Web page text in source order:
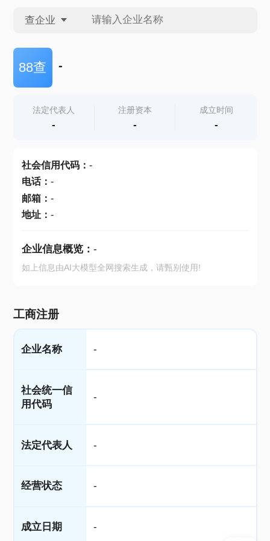
查企业
查企业
查产地
88查 -
法定代表人
-
注册资本
-
成立时间
-
社会信用代码： -
电话： -
邮箱： -
地址： -
企业信息概览： -
如上信息由AI大模型全网搜索生成，请甄别使用!
工商注册
企业名称 -
社会统一信
用代码
-
法定代表人 -
经营状态 -
成立日期 -